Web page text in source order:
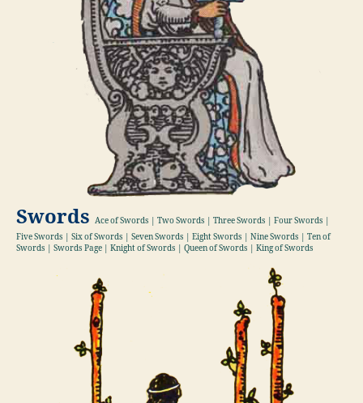
Swords Ace of Swords | Two Swords | Three Swords | Four Swords |
Five Swords | Six of Swords | Seven Swords | Eight Swords | Nine Swords | Ten of
Swords | Swords Page | Knight of Swords | Queen of Swords | King of Swords